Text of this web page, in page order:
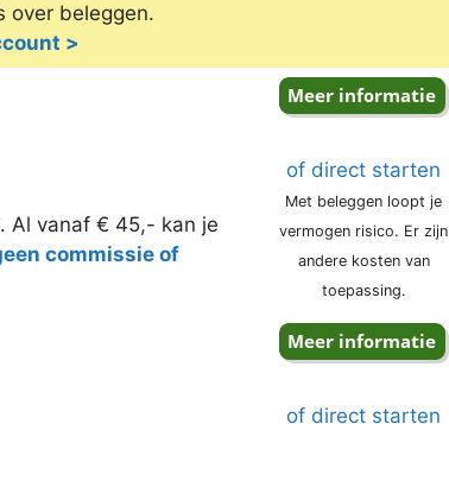
over beleggen.
>
Al vanaf € 45,- kan je
commissie of
of direct starten
Met beleggen loopt je
vermogen risico. Er zijn
andere kosten van
toepassing.
of direct starten